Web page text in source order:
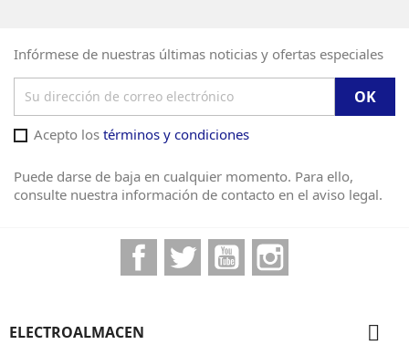
Infórmese de nuestras últimas noticias y ofertas especiales
Acepto los términos y condiciones
Puede darse de baja en cualquier momento. Para ello,
consulte nuestra información de contacto en el aviso legal.
FacebookTwitter YouTube
ELECTROALMACEN 